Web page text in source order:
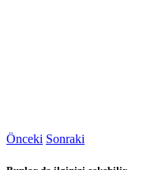
Önceki Sonraki